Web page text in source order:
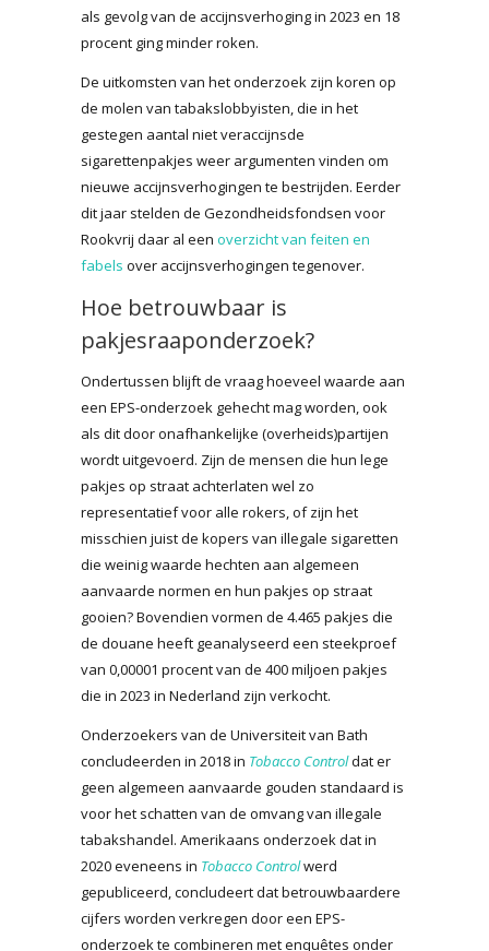
als gevolg van de accijnsverhoging in 2023 en 18
procent ging minder roken.
De uitkomsten van het onderzoek zijn koren op
de molen van tabakslobbyisten, die in het
gestegen aantal niet veraccijnsde
sigarettenpakjes weer argumenten vinden om
nieuwe accijnsverhogingen te bestrijden. Eerder
dit jaar stelden de Gezondheidsfondsen voor
Rookvrij daar al een overzicht van feiten en
fabels over accijnsverhogingen tegenover.
Hoe betrouwbaar is
pakjesraaponderzoek?
Ondertussen blijft de vraag hoeveel waarde aan
een EPS-onderzoek gehecht mag worden, ook
als dit door onafhankelijke (overheids)partijen
wordt uitgevoerd. Zijn de mensen die hun lege
pakjes op straat achterlaten wel zo
representatief voor alle rokers, of zijn het
misschien juist de kopers van illegale sigaretten
die weinig waarde hechten aan algemeen
aanvaarde normen en hun pakjes op straat
gooien? Bovendien vormen de 4.465 pakjes die
de douane heeft geanalyseerd een steekproef
van 0,00001 procent van de 400 miljoen pakjes
die in 2023 in Nederland zijn verkocht.
Onderzoekers van de Universiteit van Bath
concludeerden in 2018 in Tobacco Controldat er
geen algemeen aanvaarde gouden standaard is
voor het schatten van de omvang van illegale
tabakshandel. Amerikaans onderzoek dat in
2020 eveneens in Tobacco Controlwerd
gepubliceerd, concludeert dat betrouwbaardere
cijfers worden verkregen door een EPS-
onderzoek te combineren met enquêtes onder